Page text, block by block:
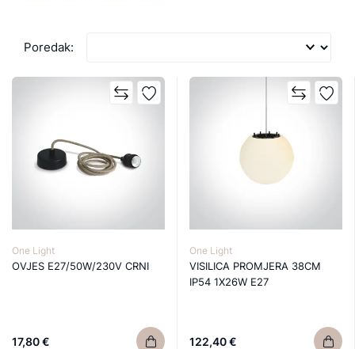
Poredak:
One Light
OVJES E27/50W/230V CRNI
17,80 €
One Light
VISILICA PROMJERA 38CM
IP54 1X26W E27
122,40 €